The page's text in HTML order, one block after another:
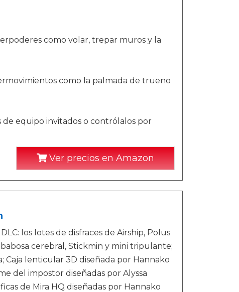
como volar, trepar muros y la
como la palmada de trueno
equipo invitados o contrólalos por
Ver precios en Amazon
los lotes de disfraces de Airship, Polus
cerebral, Stickmin y mini tripulante;
Caja lenticular 3D diseñada por Hannako
del impostor diseñadas por Alyssa
de Mira HQ diseñadas por Hannako